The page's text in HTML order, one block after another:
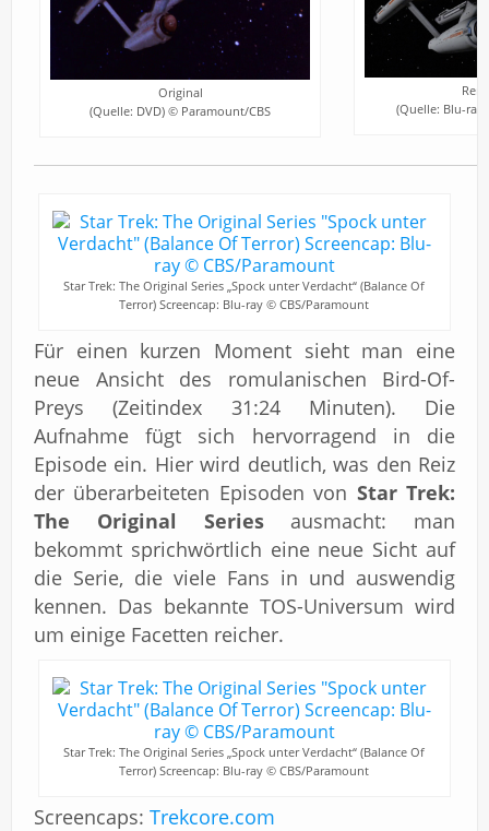
Original
(Quelle: DVD) © Paramount/CBS
(Quelle: Blu-
Star Trek: The Original Series „Spock unter Verdacht“ (Balance Of
Terror) Screencap: Blu-ray © CBS/Paramount
Für einen kurzen Moment sieht man eine
neue Ansicht des romulanischen Bird-Of-
Preys (Zeitindex 31:24 Minuten). Die
Aufnahme fügt sich hervorragend in die
Episode ein. Hier wird deutlich, was den Reiz
der überarbeiteten Episoden von Star Trek:
The Original Seriesausmacht: man
bekommt sprichwörtlich eine neue Sicht auf
die Serie, die viele Fans in und auswendig
kennen. Das bekannte TOS-Universum wird
um einige Facetten reicher.
Star Trek: The Original Series „Spock unter Verdacht“ (Balance Of
Terror) Screencap: Blu-ray © CBS/Paramount
Screencaps: Trekcore.com